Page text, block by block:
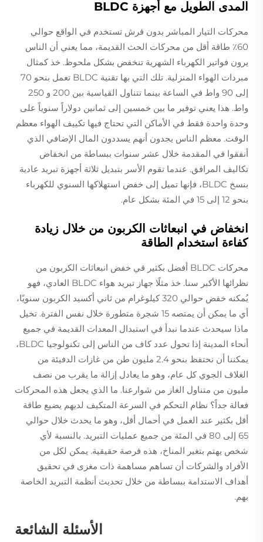
المدى الطويل مع أجهزة BLDC
محركات التيار المباشر بدون فرش تستخدم في الواقع حوالي
60٪ طاقة أقل من محركات الحث القديمة، مما يعني أن الناس
يرون فواتير الكهرباء الشهرية تنخفض بشكل ملحوظ. خذ كمثال
مبردات الهواء المنزلية. تلك التي بها تقنية BLDC تعمل بنحو 70
إلى 90 واط في الساعة بينما تتناول القياسية بين 200 و 250
واط. هذا يعني توفير ما بين خمسين إلى ثمانين دولاراً سنوياً على
وحدة واحدة فقط في الأماكن التي تحتاج فيها تكييف الهواء معظم
الوقت. معظم الناس يجدون أنهم يسددون المال الإضافي الذي
أنفقوا في المقدمة خلال عشر سنوات ببساطة من انخفاض
تكاليف المرافق. عندما تقوم الأسر بتبديل ثلاثة أجهزة تبريد عادية
بنسخ BLDC، فإنها تميل إلى خفض استهلاكها السنوي للكهرباء
بنحو 12 إلى 15 في المئة بشكل عام.
انخفاض في انبعاثات الكربون من خلال زيادة
كفاءة استخدام الطاقة
محركات BLDC أفضل بكثير في خفض انبعاثات الكربون من
نظرائها الأكبر سنا. خذ مثلًا جهاز تبريد هواء BLDC العادي، فهو
يُمكنه خفض حوالي 320 كيلوغرام من ثاني أكسيد الكربون سنويًا،
أي ما يمكن أن يمتصه 15 شجرة متطورة خلال نفس الفترة. تخيل
ماذا سيحدث عندما نبدأ في استبدال المعدات القديمة في جميع
أنحاء المدينة إذا تحول عدد كاف من الناس إلى تكنولوجيا BLDC،
يمكننا أن نحتفظ بنحو 2.4 مليون طن من غازات الدفيئة من
الغلاف الجوي كل عام، وهو ما يعادل إزالة ما يقرب من نصف
مليون من متناول الغاز من شوارعنا. ما الذي يجعل هذه المحركات
فعالة جداً؟ نظام التحكم في السرعة المتكيف لديهم يضيع طاقة
أقل بكثير عند العمل في أحمال أقل، وهو ما يحدث خلال حوالي
65 إلى 80 في المئة من جميع عمليات التبريد. بالنسبة لأي
شخص يهتم بتغير المناخ، هذه فرصة حقيقية. يمكن لكل من
الأفراد والشركات أن تساهم مساهمة ذات مغزى في تحقيق
أهداف الاستدامة ببساطة من خلال تحديث أنظمة التبريد الخاصة
بهم.
الأسئلة الشائعة